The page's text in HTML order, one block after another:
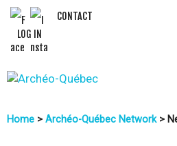
Skip
content
CONTACT
LOG IN
r
Home > Archéo-Québec Network>